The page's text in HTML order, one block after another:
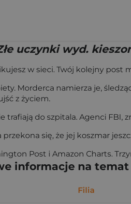
uczynki wyd.
w sieci. Twój kolejny post
Morderca namierza je,
z życiem.
trafiają do szpitala. Agenci FBI,
się, że jej koszmar
Post i Amazon Charts.
informacje na
Filia